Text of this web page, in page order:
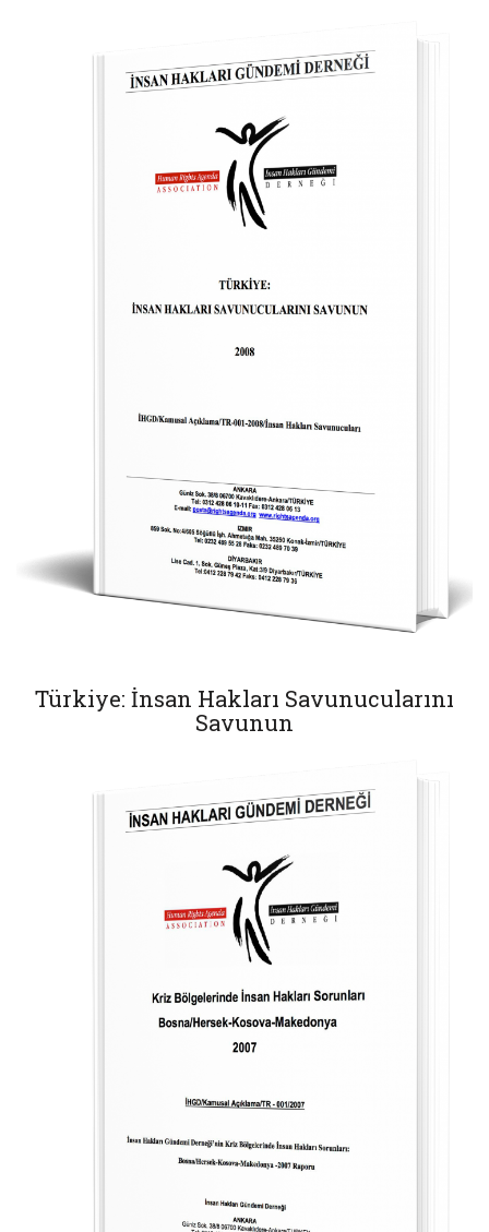
Türkiye: İnsan Hakları Savunucularını
Savunun